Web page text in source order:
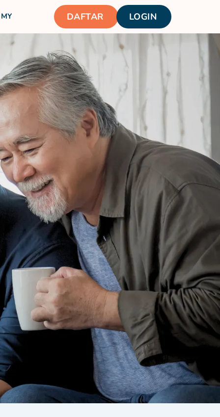
MY DAFTAR LOGIN